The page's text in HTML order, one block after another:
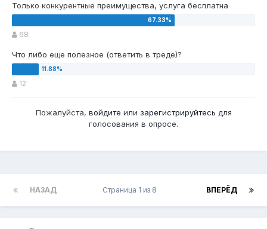
Только конкурентные преимущества, услуга бесплатна
68
Что либо еще полезное (ответить в треде)?
12
Пожалуйста, войдите или зарегистрируйтесь для
голосования в опросе.
НАЗАД ВПЕРЁД
Страница 1 из 8